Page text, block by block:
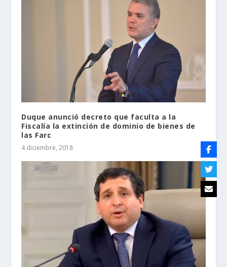
Duque anunció decreto que faculta a la
Fiscalía la extinción de dominio de bienes de
las Farc
4 diciembre, 2018